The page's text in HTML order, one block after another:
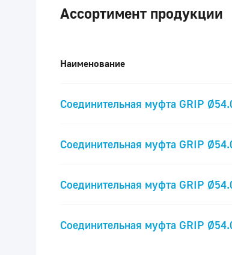
Ассортимент продукции
Наименование
Соединительная муфта GRIP
Соединительная муфта GRIP
Соединительная муфта GRIP
Соединительная муфта GRIP